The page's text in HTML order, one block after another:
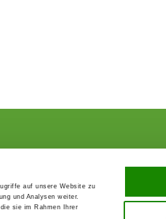
auf unsere Website zu
und Analysen weiter.
sie im Rahmen Ihrer
brochures,